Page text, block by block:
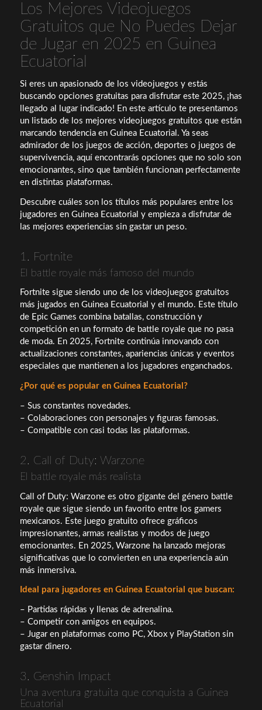
Los Mejores Videojuegos
Gratuitos que No Puedes Dejar
de Jugar en 2025 en Guinea
Ecuatorial
Si eres un apasionado de los videojuegos y estás
buscando opciones gratuitas para disfrutar este 2025, ¡has
llegado al lugar indicado! En este artículo te presentamos
un listado de los mejores videojuegos gratuitos que están
marcando tendencia en Guinea Ecuatorial. Ya seas
admirador de los juegos de acción, deportes o juegos de
supervivencia, aquí encontrarás opciones que no solo son
emocionantes, sino que también funcionan perfectamente
en distintas plataformas.
Descubre cuáles son los títulos más populares entre los
jugadores en Guinea Ecuatorial y empieza a disfrutar de
las mejores experiencias sin gastar un peso.
1. Fortnite
El battle royale más famoso del mundo
Fortnite sigue siendo uno de los videojuegos gratuitos
más jugados en Guinea Ecuatorial y el mundo. Este título
de Epic Games combina batallas, construcción y
competición en un formato de battle royale que no pasa
de moda. En 2025, Fortnite continúa innovando con
actualizaciones constantes, apariencias únicas y eventos
especiales que mantienen a los jugadores enganchados.
¿Por qué es popular en Guinea Ecuatorial?
– Sus constantes novedades.
– Colaboraciones con personajes y figuras famosas.
– Compatible con casi todas las plataformas.
2. Call of Duty: Warzone
El battle royale más realista
Call of Duty: Warzone es otro gigante del género battle
royale que sigue siendo un favorito entre los gamers
mexicanos. Este juego gratuito ofrece gráficos
impresionantes, armas realistas y modos de juego
emocionantes. En 2025, Warzone ha lanzado mejoras
significativas que lo convierten en una experiencia aún
más inmersiva.
Ideal para jugadores en Guinea Ecuatorial que buscan:
– Partidas rápidas y llenas de adrenalina.
– Competir con amigos en equipos.
– Jugar en plataformas como PC, Xbox y PlayStation sin
gastar dinero.
3. Genshin Impact
Una aventura gratuita que conquista a Guinea
Ecuatorial